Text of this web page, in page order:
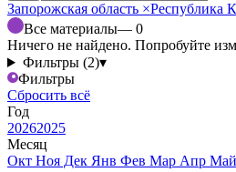
Запорожская область ×Республика
Все материалы— 0
Ничего не найдено. Попробуйте
Фильтры (2)▾
Фильтры
Сбросить всё
Год
20262025
Месяц
Окт Ноя Дек Янв Фев Мар Апр Май